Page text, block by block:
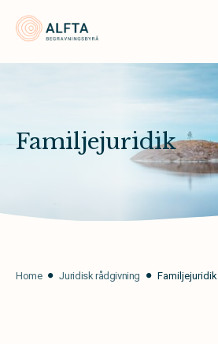
Familjejuridik
Home Juridisk rådgivning Familjejuridik